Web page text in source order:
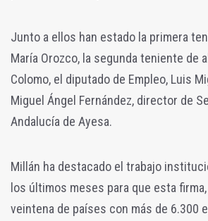
Junto a ellos han estado la primera
María Orozco, la segunda teniente de
Colomo, el diputado de Empleo, Luis
Miguel Ángel Fernández, director de
Andalucía de Ayesa.
Millán ha destacado el trabajo
los últimos meses para que esta
veintena de países con más de 6.300